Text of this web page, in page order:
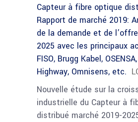
Capteur à fibre optique
Rapport de marché 2019:
de la demande et de
2025 avec les principaux
FISO, Brugg Kabel,
Highway, Omnisens, etc.
Nouvelle étude sur la
industrielle du Capteur à
distribué marché 2019-